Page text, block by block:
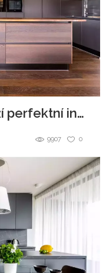
Perfektní byt si zaslouží perfektní interiér
0
9907